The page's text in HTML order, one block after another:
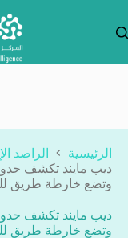
المحتوى
الرئيسية
الراصد
ديب مايند تكشف
وتضع خارطة طريق
ديب مايند تكشف
وتضع خارطة طريق